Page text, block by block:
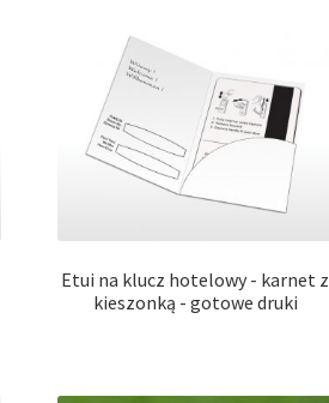
Etui na klucz hotelowy - karnet z
kieszonką - gotowe druki